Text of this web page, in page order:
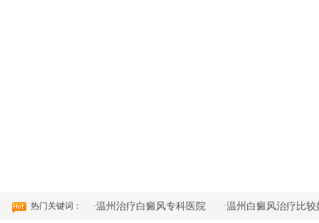
热门关键词： ·温州治疗白癜风专科医院 ·温州白癜风治疗比较